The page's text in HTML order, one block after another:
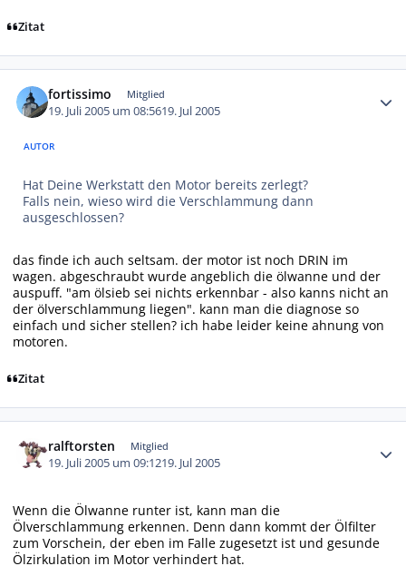
Zitat
fortissimo Mitglied
19. Juli 2005 um 08:5619. Jul 2005
AUTOR
Hat Deine Werkstatt den Motor bereits zerlegt?
Falls nein, wieso wird die Verschlammung dann
ausgeschlossen?
das finde ich auch seltsam. der motor ist noch DRIN im
wagen. abgeschraubt wurde angeblich die ölwanne und der
auspuff. "am ölsieb sei nichts erkennbar - also kanns nicht an
der ölverschlammung liegen". kann man die diagnose so
einfach und sicher stellen? ich habe leider keine ahnung von
motoren.
Zitat
ralftorsten Mitglied
19. Juli 2005 um 09:1219. Jul 2005
Wenn die Ölwanne runter ist, kann man die
Ölverschlammung erkennen. Denn dann kommt der Ölfilter
zum Vorschein, der eben im Falle zugesetzt ist und gesunde
Ölzirkulation im Motor verhindert hat.